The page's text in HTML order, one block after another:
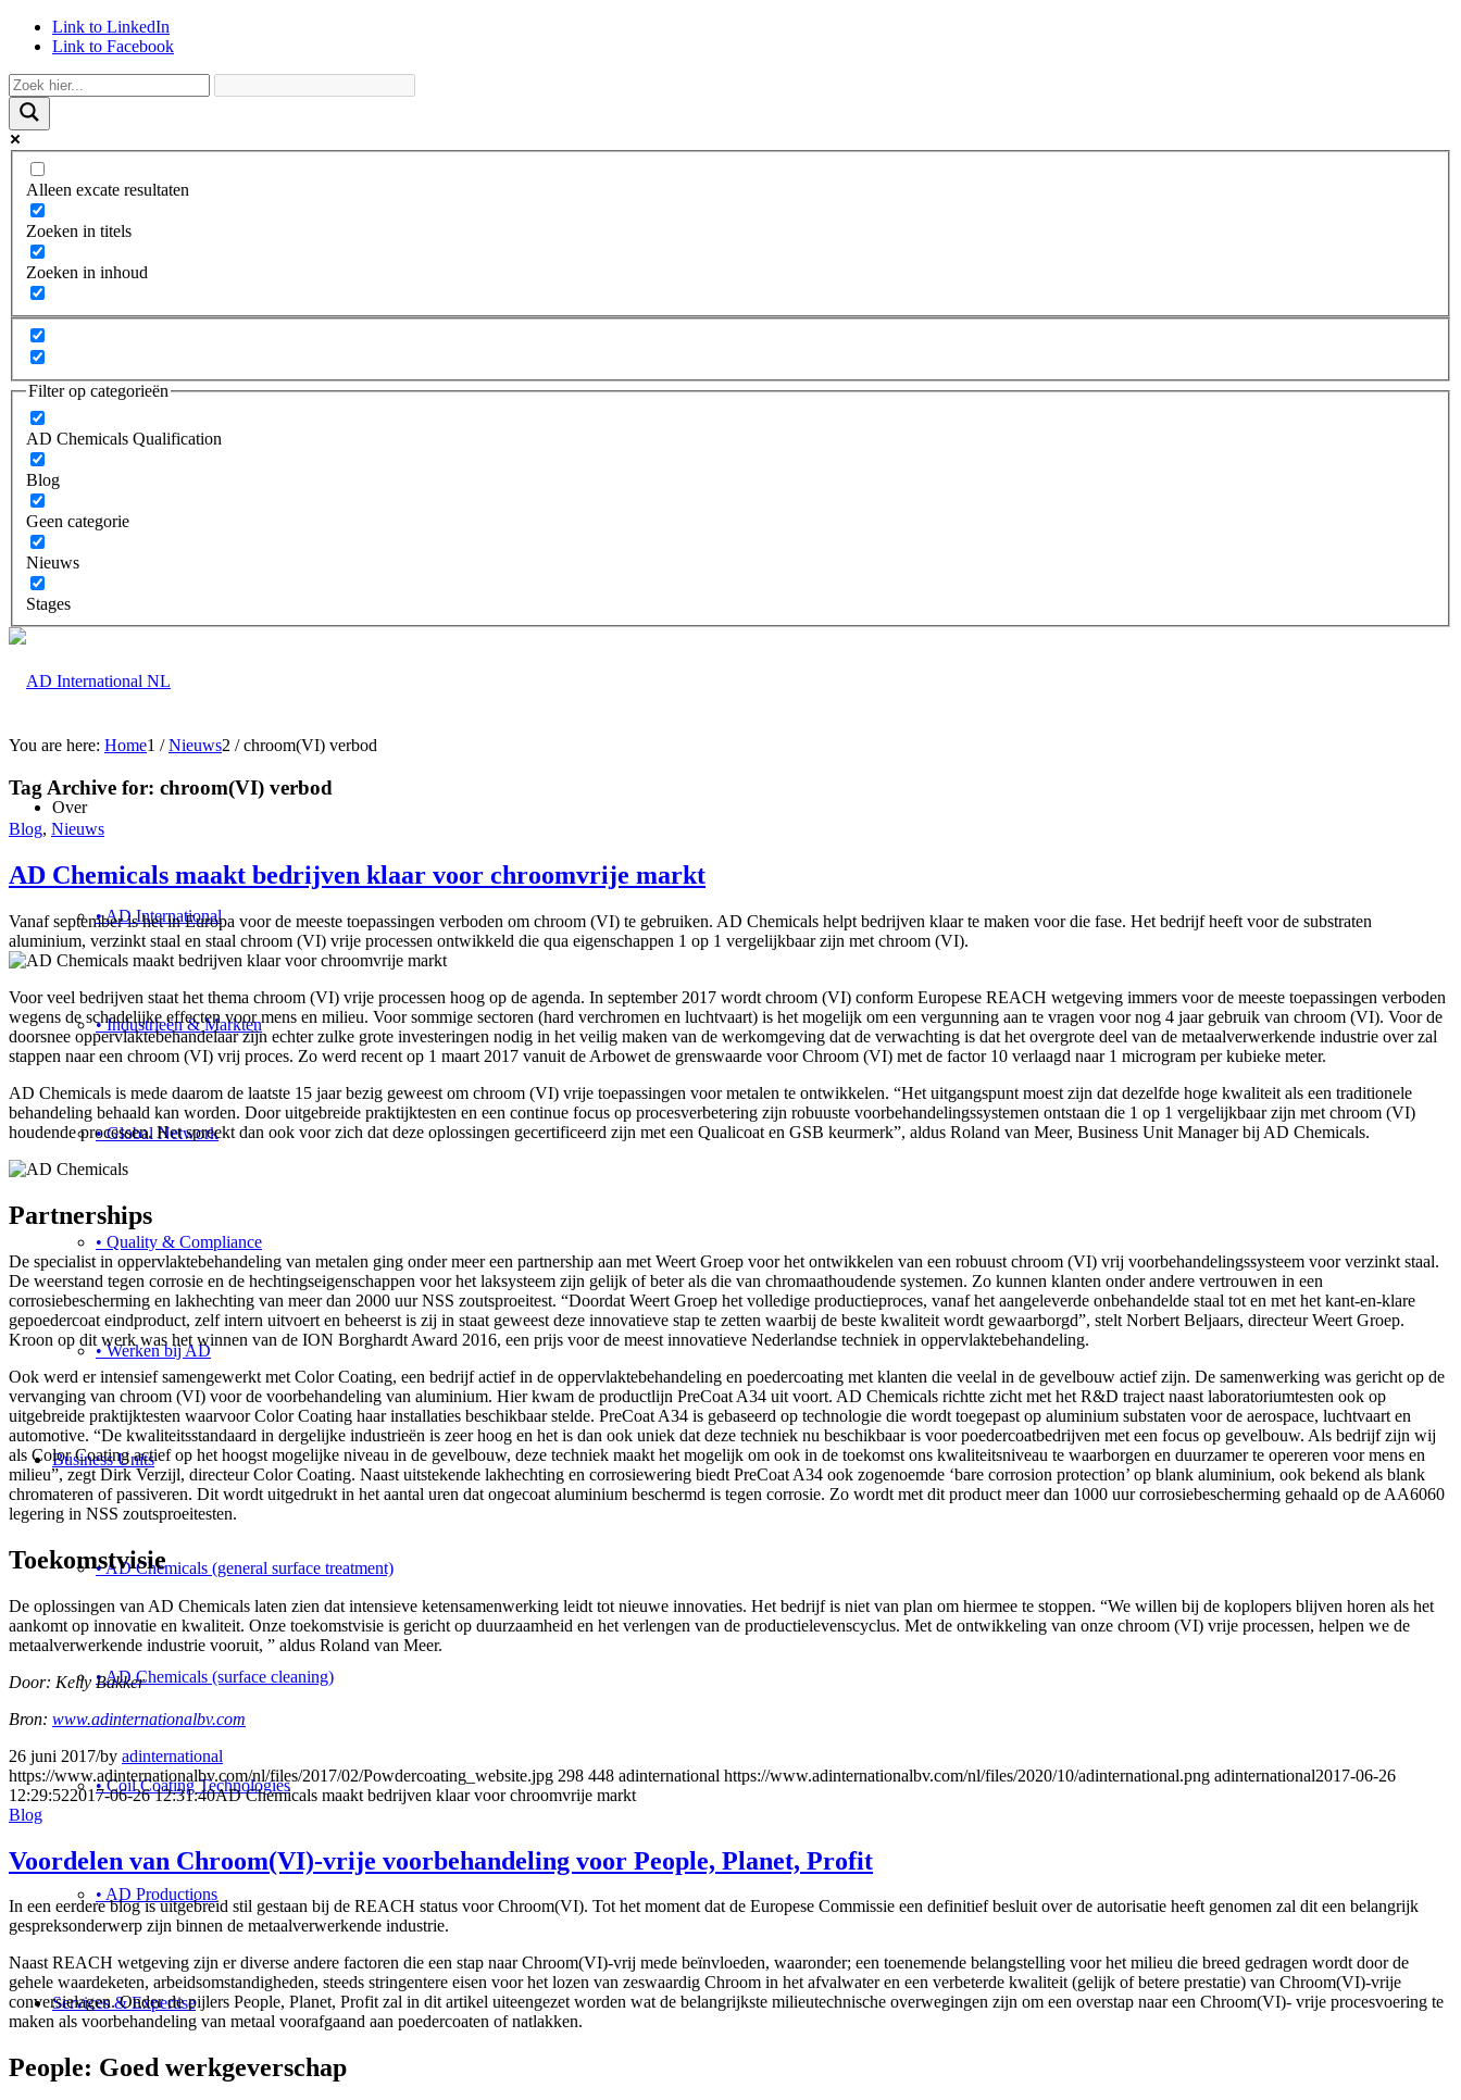
Link to LinkedIn
Link to Facebook
Alleen excate resultaten
Zoeken in titels
Zoeken in inhoud
Filter op categorieën
AD Chemicals Qualification
Blog
Geen categorie
Nieuws
Stages
Over
• AD International
• Industrieën & Markten
• Global Network
• Quality & Compliance
• Werken bij AD
Business Units
• AD Chemicals (general surface treatment)
• AD Chemicals (surface cleaning)
• Coil Coating Technologies
• AD Productions
Services & Expertise
You are here: Home1 / Nieuws2 / chroom(VI) verbod
Tag Archive for: chroom(VI) verbod
Blog, Nieuws
AD Chemicals maakt bedrijven klaar voor chroomvrije markt
Vanaf september is het in Europa voor de meeste toepassingen verboden om chroom (VI) te gebruiken. AD Chemicals helpt bedrijven klaar te maken voor die fase. Het bedrijf heeft voor de substraten
aluminium, verzinkt staal en staal chroom (VI) vrije processen ontwikkeld die qua eigenschappen 1 op 1 vergelijkbaar zijn met chroom (VI).
Voor veel bedrijven staat het thema chroom (VI) vrije processen hoog op de agenda. In september 2017 wordt chroom (VI) conform Europese REACH wetgeving immers voor de meeste toepassingen verboden
wegens de schadelijke effecten voor mens en milieu. Voor sommige sectoren (hard verchromen en luchtvaart) is het mogelijk om een vergunning aan te vragen voor nog 4 jaar gebruik van chroom (VI). Voor de
doorsnee oppervlaktebehandelaar zijn echter zulke grote investeringen nodig in het veilig maken van de werkomgeving dat de verwachting is dat het overgrote deel van de metaalverwerkende industrie over zal
stappen naar een chroom (VI) vrij proces. Zo werd recent op 1 maart 2017 vanuit de Arbowet de grenswaarde voor Chroom (VI) met de factor 10 verlaagd naar 1 microgram per kubieke meter.
AD Chemicals is mede daarom de laatste 15 jaar bezig geweest om chroom (VI) vrije toepassingen voor metalen te ontwikkelen. “Het uitgangspunt moest zijn dat dezelfde hoge kwaliteit als een traditionele
behandeling behaald kan worden. Door uitgebreide praktijktesten en een continue focus op procesverbetering zijn robuuste voorbehandelingssystemen ontstaan die 1 op 1 vergelijkbaar zijn met chroom (VI)
houdende processen. Het spreekt dan ook voor zich dat deze oplossingen gecertificeerd zijn met een Qualicoat en GSB keurmerk”, aldus Roland van Meer, Business Unit Manager bij AD Chemicals.
Partnerships
De specialist in oppervlaktebehandeling van metalen ging onder meer een partnership aan met Weert Groep voor het ontwikkelen van een robuust chroom (VI) vrij voorbehandelingssysteem voor verzinkt staal.
De weerstand tegen corrosie en de hechtingseigenschappen voor het laksysteem zijn gelijk of beter als die van chromaathoudende systemen. Zo kunnen klanten onder andere vertrouwen in een
corrosiebescherming en lakhechting van meer dan 2000 uur NSS zoutsproeitest. “Doordat Weert Groep het volledige productieproces, vanaf het aangeleverde onbehandelde staal tot en met het kant-en-klare
gepoedercoat eindproduct, zelf intern uitvoert en beheerst is zij in staat geweest deze innovatieve stap te zetten waarbij de beste kwaliteit wordt gewaarborgd”, stelt Norbert Beljaars, directeur Weert Groep.
Kroon op dit werk was het winnen van de ION Borghardt Award 2016, een prijs voor de meest innovatieve Nederlandse techniek in oppervlaktebehandeling.
Ook werd er intensief samengewerkt met Color Coating, een bedrijf actief in de oppervlaktebehandeling en poedercoating met klanten die veelal in de gevelbouw actief zijn. De samenwerking was gericht op de
vervanging van chroom (VI) voor de voorbehandeling van aluminium. Hier kwam de productlijn PreCoat A34 uit voort. AD Chemicals richtte zicht met het R&D traject naast laboratoriumtesten ook op
uitgebreide praktijktesten waarvoor Color Coating haar installaties beschikbaar stelde. PreCoat A34 is gebaseerd op technologie die wordt toegepast op aluminium substaten voor de aerospace, luchtvaart en
automotive. “De kwaliteitsstandaard in dergelijke industrieën is zeer hoog en het is dan ook uniek dat deze techniek nu beschikbaar is voor poedercoatbedrijven met een focus op gevelbouw. Als bedrijf zijn wij
als Color Coating actief op het hoogst mogelijke niveau in de gevelbouw, deze techniek maakt het mogelijk om ook in de toekomst ons kwaliteitsniveau te waarborgen en duurzamer te opereren voor mens en
milieu”, zegt Dirk Verzijl, directeur Color Coating. Naast uitstekende lakhechting en corrosiewering biedt PreCoat A34 ook zogenoemde ‘bare corrosion protection’ op blank aluminium, ook bekend als blank
chromateren of passiveren. Dit wordt uitgedrukt in het aantal uren dat ongecoat aluminium beschermd is tegen corrosie. Zo wordt met dit product meer dan 1000 uur corrosiebescherming gehaald op de AA6060
legering in NSS zoutsproeitesten.
Toekomstvisie
De oplossingen van AD Chemicals laten zien dat intensieve ketensamenwerking leidt tot nieuwe innovaties. Het bedrijf is niet van plan om hiermee te stoppen. “We willen bij de koplopers blijven horen als het
aankomt op innovatie en kwaliteit. Onze toekomstvisie is gericht op duurzaamheid en het verlengen van de productielevenscyclus. Met de ontwikkeling van onze chroom (VI) vrije processen, helpen we de
metaalverwerkende industrie vooruit, ” aldus Roland van Meer.
Door: Kelly Bakker
Bron: www.adinternationalbv.com
26 juni 2017/by adinternational
https://www.adinternationalbv.com/nl/files/2017/02/Powdercoating_website.jpg 298 448 adinternational https://www.adinternationalbv.com/nl/files/2020/10/adinternational.png adinternational2017-06-26
12:29:522017-06-26 12:31:40AD Chemicals maakt bedrijven klaar voor chroomvrije markt
Blog
Voordelen van Chroom(VI)-vrije voorbehandeling voor People, Planet, Profit
In een eerdere blog is uitgebreid stil gestaan bij de REACH status voor Chroom(VI). Tot het moment dat de Europese Commissie een definitief besluit over de autorisatie heeft genomen zal dit een belangrijk
gespreksonderwerp zijn binnen de metaalverwerkende industrie.
Naast REACH wetgeving zijn er diverse andere factoren die een stap naar Chroom(VI)-vrij mede beïnvloeden, waaronder; een toenemende belangstelling voor het milieu die breed gedragen wordt door de
gehele waardeketen, arbeidsomstandigheden, steeds stringentere eisen voor het lozen van zeswaardig Chroom in het afvalwater en een verbeterde kwaliteit (gelijk of betere prestatie) van Chroom(VI)-vrije
conversielagen. Onder de pijlers People, Planet, Profit zal in dit artikel uiteengezet worden wat de belangrijkste milieutechnische overwegingen zijn om een overstap naar een Chroom(VI)- vrije procesvoering te
maken als voorbehandeling van metaal voorafgaand aan poedercoaten of natlakken.
People: Goed werkgeverschap